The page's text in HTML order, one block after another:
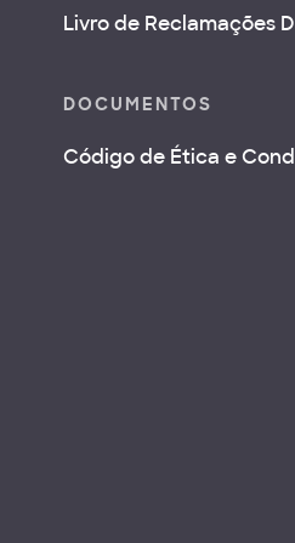
Livro de Reclamações
DOCUMENTOS
Código de Ética e